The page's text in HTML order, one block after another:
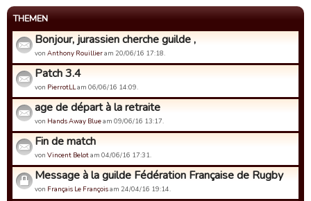
THEMEN
Bonjour, jurassien cherche guilde ,
von Anthony Rouillieram 20/06/16 17:18.
Patch 3.4
von PierrotLLam 06/06/16 14:09.
age de départ à la retraite
von Hands Away Blueam 09/06/16 13:17.
Fin de match
von Vincent Belotam 04/06/16 17:31.
Message à la guilde Fédération Française de Rugby
von Français Le Françoisam 24/04/16 19:14.